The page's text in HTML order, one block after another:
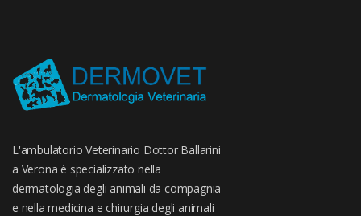
L'ambulatorio Veterinario Dottor Ballarini
a Verona è specializzato nella
dermatologia degli animali da compagnia
e nella medicina e chirurgia degli animali